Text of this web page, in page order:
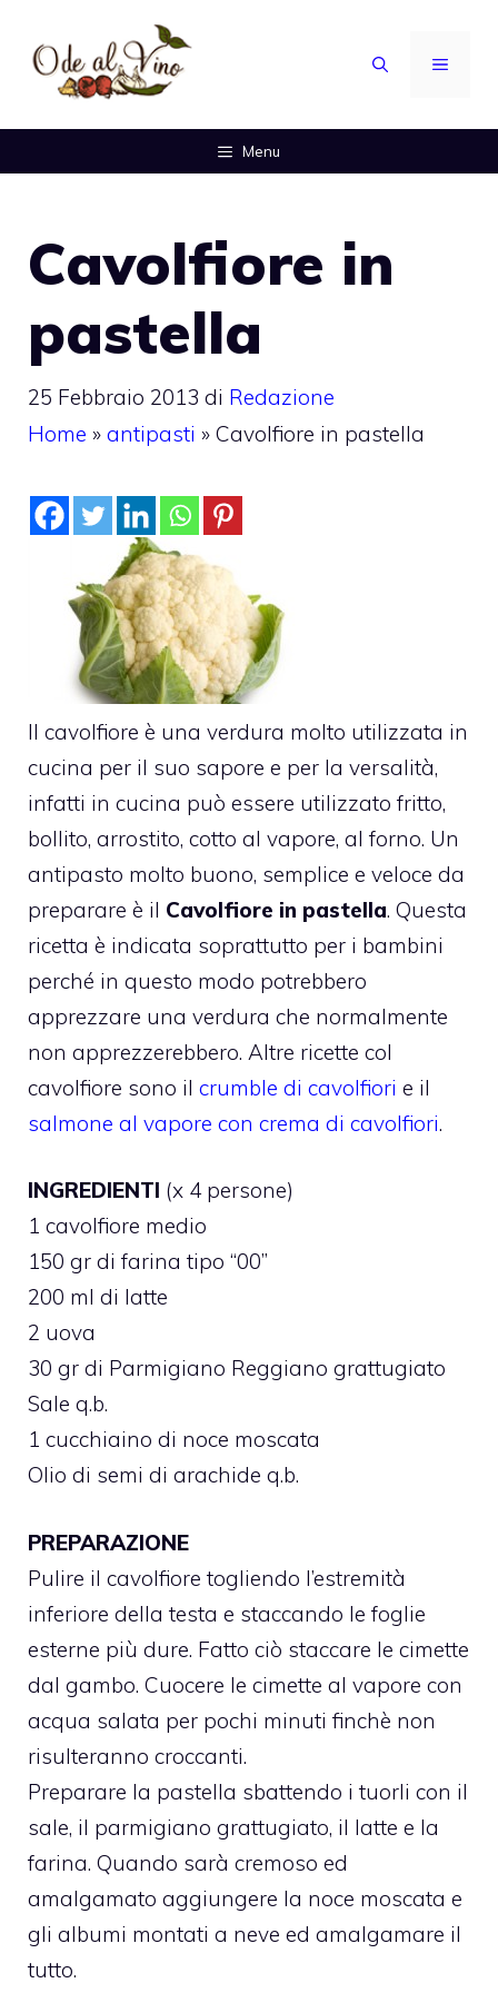
contenuto
MENU
Menu
Cavolfiore in
pastella
25 Febbraio 2013 di Redazione
Home » antipasti » Cavolfiore in pastella
Il cavolfiore è una verdura molto utilizzata in
cucina per il suo sapore e per la versalità,
infatti in cucina può essere utilizzato fritto,
bollito, arrostito, cotto al vapore, al forno. Un
antipasto molto buono, semplice e veloce da
preparare è il Cavolfiore in pastella. Questa
ricetta è indicata soprattutto per i bambini
perché in questo modo potrebbero
apprezzare una verdura che normalmente
non apprezzerebbero. Altre ricette col
cavolfiore sono il crumble di cavolfiori e il
salmone al vapore con crema di cavolfiori.
INGREDIENTI (x 4 persone)
1 cavolfiore medio
150 gr di farina tipo “00”
200 ml di latte
2 uova
30 gr di Parmigiano Reggiano grattugiato
Sale q.b.
1 cucchiaino di noce moscata
Olio di semi di arachide q.b.
PREPARAZIONE
Pulire il cavolfiore togliendo l’estremità
inferiore della testa e staccando le foglie
esterne più dure. Fatto ciò staccare le cimette
dal gambo. Cuocere le cimette al vapore con
acqua salata per pochi minuti finchè non
risulteranno croccanti.
Preparare la pastella sbattendo i tuorli con il
sale, il parmigiano grattugiato, il latte e la
farina. Quando sarà cremoso ed
amalgamato aggiungere la noce moscata e
gli albumi montati a neve ed amalgamare il
tutto.